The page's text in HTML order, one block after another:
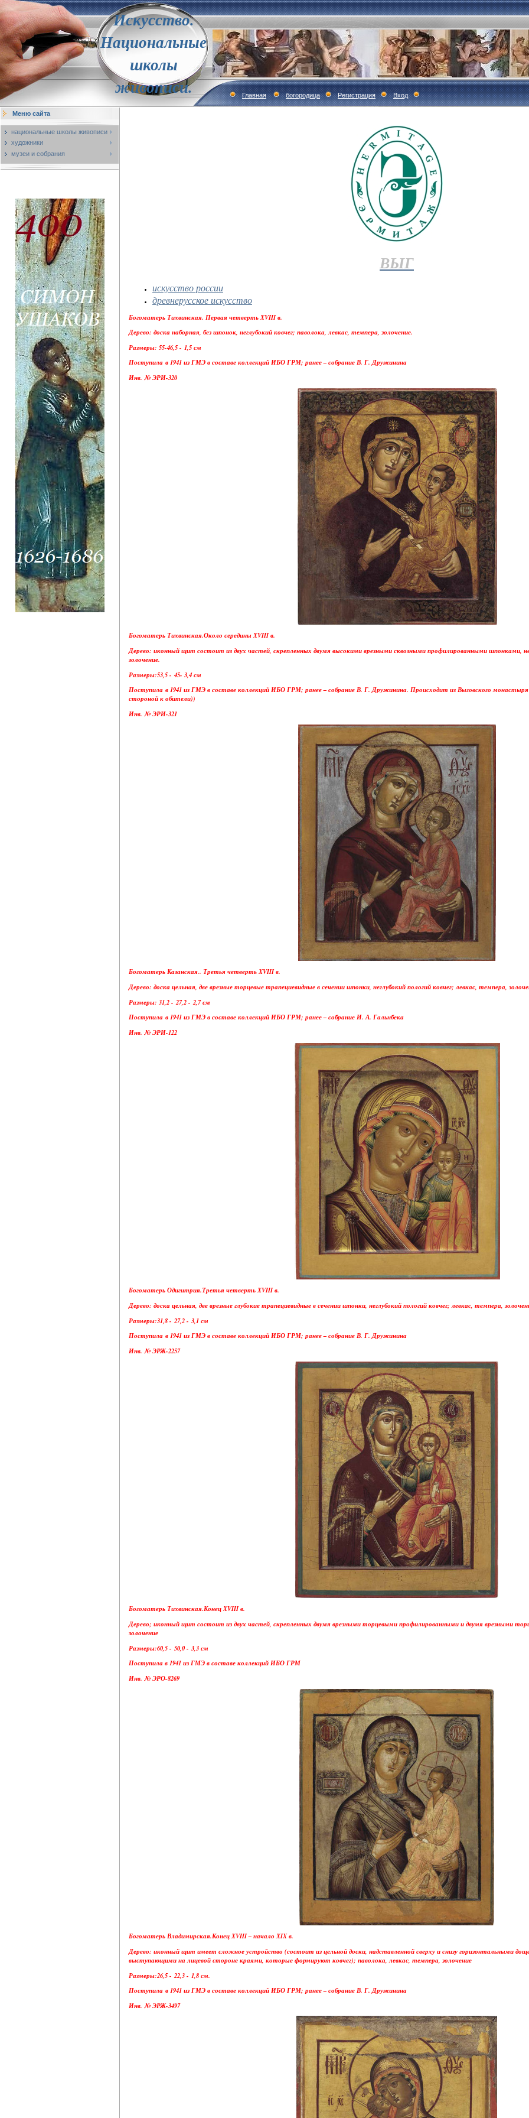
Искусство.
Национальные
школы
живописи.
Главная богородица Регистрация Вход
Меню сайта
национальные школы живописи
художники
музеи и собрания
ВЫГ
искусство россии
древнерусское искусство
Богоматерь Тихвинская. Первая четверть XVIII в.
Дерево: доска наборная, без шпонок, неглубокий ковчег; паволока, левкас, темпера, золочение.
Размеры: 55-46,5 - 1,5 см
Поступила в 1941 из ГМЭ в составе коллекций ИБО ГРМ; ранее – собрание В. Г. Дружинина
Инв. № ЭРИ-320
Богоматерь Тихвинская.Около середины XVIII в.
Дерево: иконный щит состоит из двух частей, скрепленных двумя высокими врезными сквозными профилированными шпонками,
золочение.
Размеры:53,5 - 45- 3,4 см
Поступила в 1941 из ГМЭ в составе коллекций ИБО ГРМ; ранее – собрание В. Г. Дружинина. Происходит из Выговского
стороной к обители))
Инв. № ЭРИ-321
Богоматерь Казанская.. Третья четверть XVIII в.
Дерево: доска цельная, две врезные торцевые трапециевидные в сечении шпонки, неглубокий пологий ковчег; левкас, темпера,
Размеры: 31,2 - 27,2 - 2,7 см
Поступила в 1941 из ГМЭ в составе коллекций ИБО ГРМ; ранее – собрание И. А. Гальнбека
Инв. № ЭРИ-122
Богоматерь Одигитрия.Третья четверть XVIII в.
Дерево: доска цельная, две врезные глубокие трапециевидные в сечении шпонки, неглубокий пологий ковчег; левкас, темпера,
Размеры:31,8 - 27,2 - 3,1 см
Поступила в 1941 из ГМЭ в составе коллекций ИБО ГРМ; ранее – собрание В. Г. Дружинина
Инв. № ЭРЖ-2257
Богоматерь Тихвинская.Конец XVIII в.
Дерево; иконный щит состоит из двух частей, скрепленных двумя врезными торцевыми профилированными и двумя врезными
золочение
Размеры:60,5 - 50,0 - 3,3 см
Поступила в 1941 из ГМЭ в составе коллекций ИБО ГРМ
Инв. № ЭРО-8269
Богоматерь Владимирская.Конец XVIII – начало XIX в.
Дерево: иконный щит имеет сложное устройство (состоит из цельной доски, надставленной сверху и снизу горизонтальными
выступающими на лицевой стороне краями, которые формируют ковчег); паволока, левкас, темпера, золочение
Размеры:26,5 - 22,3 - 1,8 см.
Поступила в 1941 из ГМЭ в составе коллекций ИБО ГРМ; ранее – собрание В. Г. Дружинина
Инв. № ЭРЖ-3497